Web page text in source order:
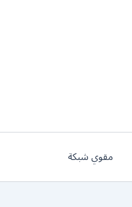
مقوي شبكة